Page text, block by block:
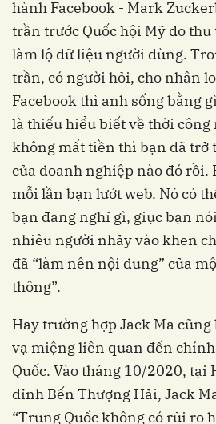
hành Facebook - Mark
trần trước Quốc hội Mỹ do
làm lộ dữ liệu người dùng.
trần, có người hỏi, cho nhân
Facebook thì anh sống bằng
là thiếu hiểu biết về thời công
không mất tiền thì bạn đã trở
của doanh nghiệp nào đó
mỗi lần bạn lướt web. Nó có
bạn đang nghĩ gì, giục bạn
nhiêu người nhảy vào khen
đã “làm nên nội dung” của
thông”.
Hay trường hợp Jack Ma
vạ miệng liên quan đến
Quốc. Vào tháng 10/2020, tại
đỉnh Bến Thượng Hải, Jack
“Trung Quốc không có rủi ro